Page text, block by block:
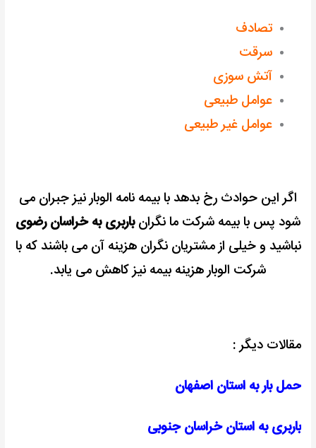
تصادف
سرقت
آتش سوزی
عوامل طبیعی
عوامل غیر طبیعی
اگر این حوادث رخ بدهد با بیمه نامه الوبار نیز جبران می
شود پس با بیمه شرکت ما نگرانباربری به خراسان رضوی
نباشید و خیلی از مشتریان نگران هزینه آن می باشند که با
شرکت الوبار هزینه بیمه نیز کاهش می یابد.
مقالات دیگر :
حمل بار به استان اصفهان
باربری به استان خراسان جنوبی